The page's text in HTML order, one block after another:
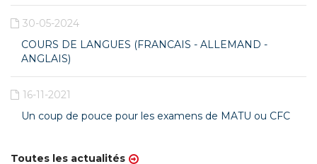
30-05-2024
COURS DE LANGUES (FRANCAIS - ALLEMAND -
ANGLAIS)
16-11-2021
Un coup de pouce pour les examens de MATU ou CFC
Toutes les actualités